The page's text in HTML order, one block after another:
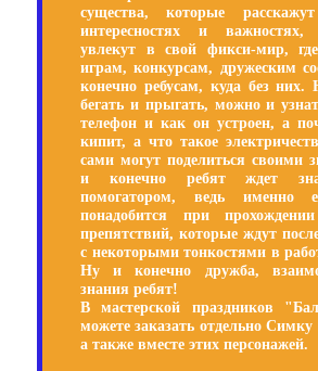
существа, которые
интересностях и
увлекут в свой фикси-мир,
играм, конкурсам, дружеским
конечно ребусам, куда без них.
бегать и прыгать, можно и
телефон и как он устроен, а
кипит, а что такое
сами могут поделиться своими
и конечно ребят ждет
помогатором, ведь именно
понадобится при
препятствий, которые ждут
с некоторыми тонкостями в
Ну и конечно дружба,
знания ребят!
В мастерской праздников
можете заказать отдельно
а также вместе этих персонажей.